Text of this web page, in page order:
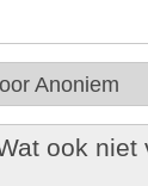
Anoniem
ook niet